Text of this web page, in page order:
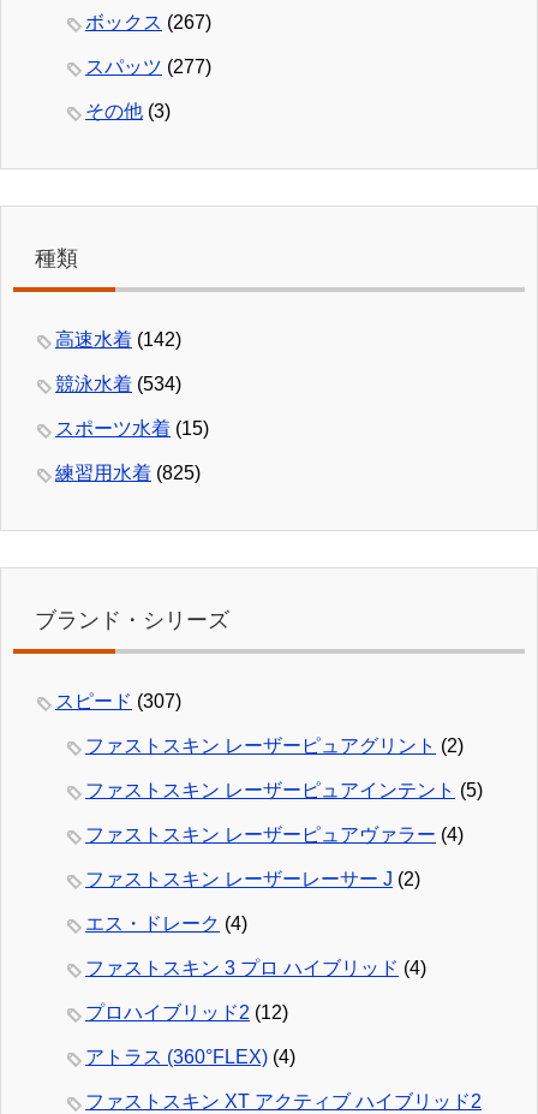
ボックス (267)
スパッツ (277)
その他 (3)
種類
高速水着 (142)
競泳水着 (534)
スポーツ水着 (15)
練習用水着 (825)
ブランド・シリーズ
スピード (307)
ファストスキン レーザーピュアグリント (2)
ファストスキン レーザーピュアインテント (5)
ファストスキン レーザーピュアヴァラー (4)
ファストスキン レーザーレーサー J (2)
エス・ドレーク (4)
ファストスキン 3 プロ ハイブリッド (4)
プロハイブリッド2 (12)
アトラス (360°FLEX) (4)
ファストスキン XT アクティブ ハイブリッド2